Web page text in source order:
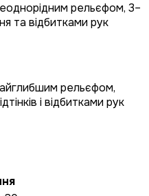
рельєфом, 3–
та відбитками рук
рельєфом,
і відбитками рук